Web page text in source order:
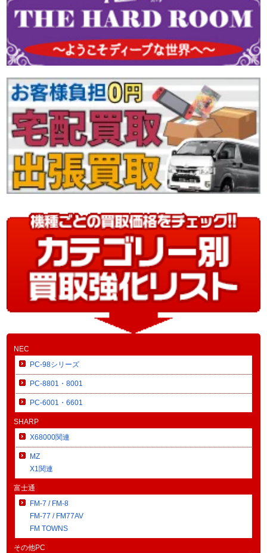
NEC
PC-98シリーズ
PC-8801・8001
PC-6001・6601
SHARP
X68000関連
MZ
X1関連
富士通
FM-7 / FM-8
FM-77 / FM77AV
FM TOWNS
その他PC